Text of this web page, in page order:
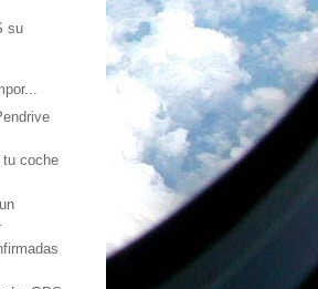
su
tu coche